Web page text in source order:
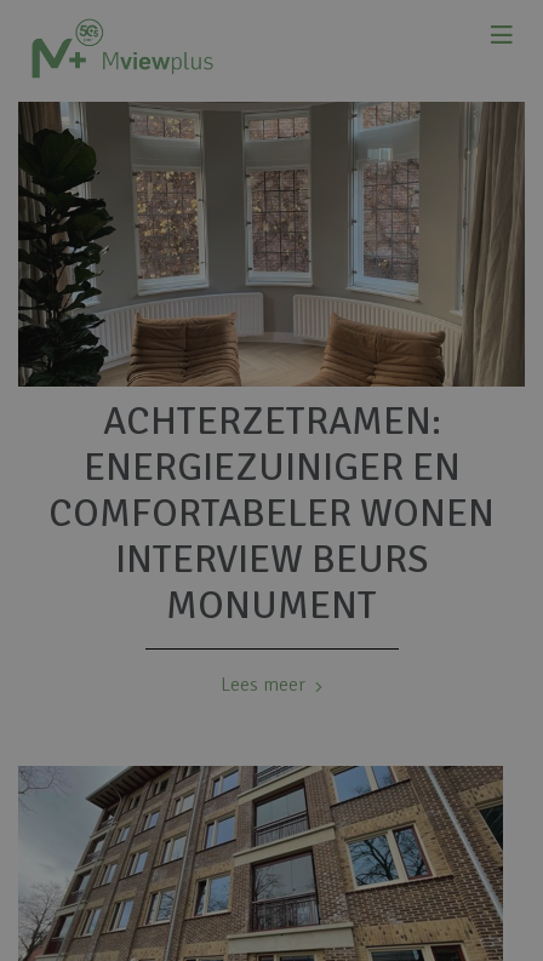
ACHTERZETRAMEN:
ENERGIEZUINIGER EN
COMFORTABELER WONEN
INTERVIEW BEURS
MONUMENT
Lees meer